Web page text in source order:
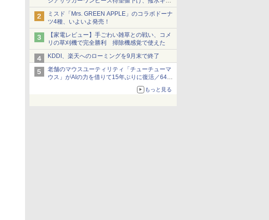
ショーツは1990円に
ミスド「Mrs. GREEN APPLE」のコラボドーナ
ツ4種、いよいよ発売！
【家電レビュー】手ごわい雑草との戦い、コメ
リの草刈機で完全勝利 掃除機感覚で使えた
KDDI、楽天へのローミングを9月末で終了
老舗のマウスユーティリティ「チューチューマ
ウス」がAIの力を借りて15年ぶりに復活／64bit
化、Windows 10/11、「Chrome」も走り回
る。復活記念で2026年末まで500円
もっと見る